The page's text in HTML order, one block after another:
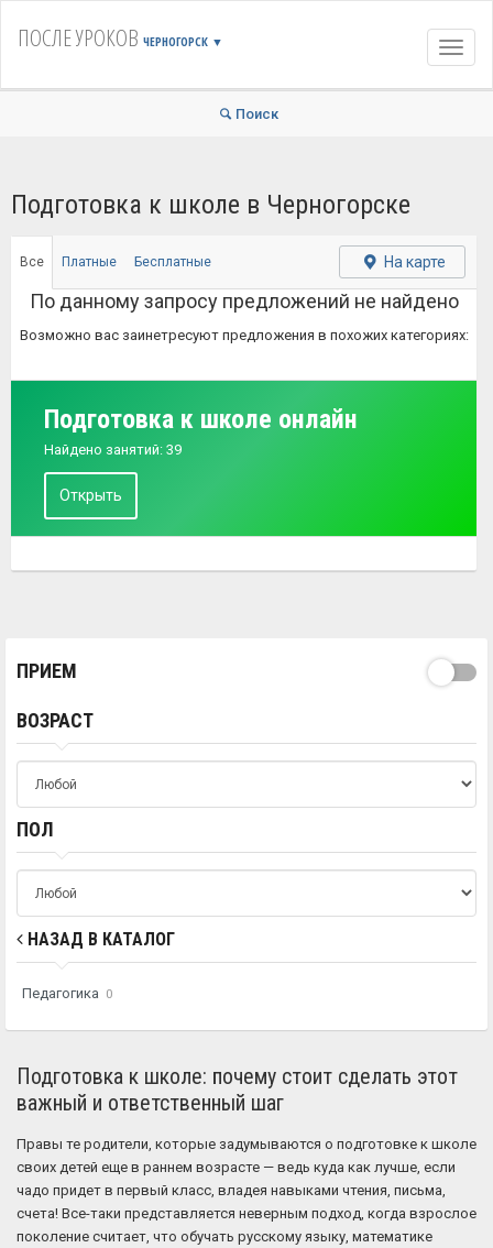
ПОСЛЕ УРОКОВ ЧЕРНОГОРСК ▼
Поиск
Подготовка к школе в Черногорске
Все Платные Бесплатные На карте
По данному запросу предложений не найдено
Возможно вас заинетресуют предложения в похожих категориях:
Подготовка к школе онлайн
Найдено занятий: 39
Открыть
ПРИЕМ
ВОЗРАСТ
ПОЛ
НАЗАД В КАТАЛОГ
Педагогика 0
Подготовка к школе: почему стоит сделать этот
важный и ответственный шаг
Правы те родители, которые задумываются о подготовке к школе
своих детей еще в раннем возрасте — ведь куда как лучше, если
чадо придет в первый класс, владея навыками чтения, письма,
счета! Все-таки представляется неверным подход, когда взрослое
поколение считает, что обучать русскому языку, математике